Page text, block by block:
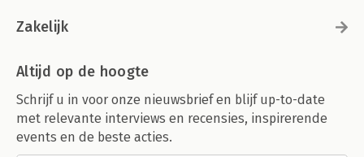
Zakelijk
Altijd op de hoogte
Schrijf u in voor onze nieuwsbrief en blijf up-to-date
met relevante interviews en recensies, inspirerende
events en de beste acties.